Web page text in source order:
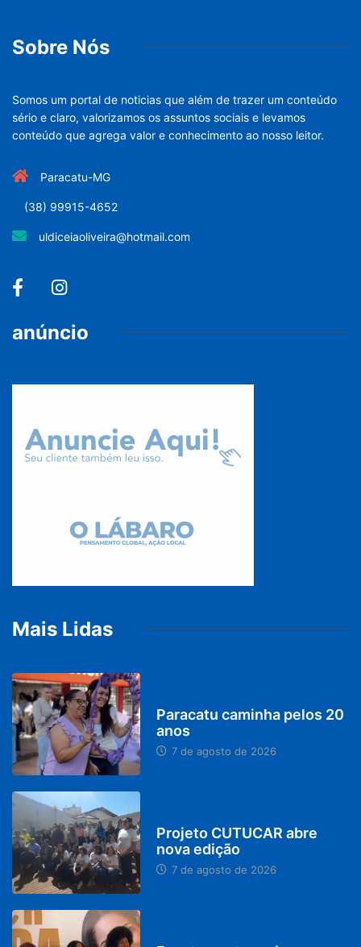
Sobre Nós
Somos um portal de noticias que além de trazer um conteúdo
sério e claro, valorizamos os assuntos sociais e levamos
conteúdo que agrega valor e conhecimento ao nosso leitor.
Paracatu-MG
(38) 99915-4652
uldiceiaoliveira@hotmail.com
anúncio
Mais Lidas
Paracatu caminha pelos 20
anos
7 de agosto de 2026
Projeto CUTUCAR abre
nova edição
7 de agosto de 2026